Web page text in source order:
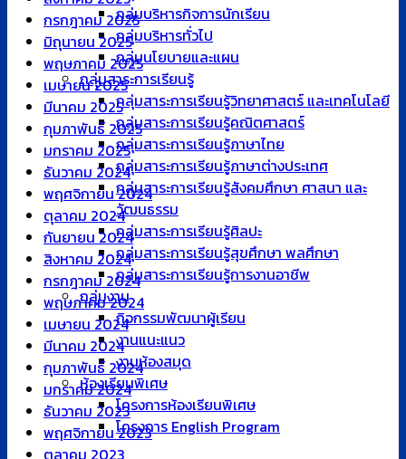
กลุ่มบริหารกิจการนักเรียน
กลุ่มบริหารทั่วไป
กลุ่มนโยบายและแผน
กลุ่มสาระการเรียนรู้
กลุ่มสาระการเรียนรู้วิทยาศาสตร์ และเทคโนโลยี
กลุ่มสาระการเรียนรู้คณิตศาสตร์
กลุ่มสาระการเรียนรู้ภาษาไทย
กลุ่มสาระการเรียนรู้ภาษาต่างประเทศ
กลุ่มสาระการเรียนรู้สังคมศึกษา ศาสนา และ
วัฒนธรรม
กลุ่มสาระการเรียนรู้ศิลปะ
กลุ่มสาระการเรียนรู้สุขศึกษา พลศึกษา
กลุ่มสาระการเรียนรู้การงานอาชีพ
กลุ่มงาน
กิจกรรมพัฒนาผู้เรียน
งานแนะแนว
งานห้องสมุด
ห้องเรียนพิเศษ
โครงการห้องเรียนพิเศษ
โครงการ English Program
กรกฎาคม 2025
มิถุนายน 2025
พฤษภาคม 2025
เมษายน 2025
มีนาคม 2025
กุมภาพันธ์ 2025
มกราคม 2025
ธันวาคม 2024
พฤศจิกายน 2024
ตุลาคม 2024
กันยายน 2024
สิงหาคม 2024
กรกฎาคม 2024
พฤษภาคม 2024
เมษายน 2024
มีนาคม 2024
กุมภาพันธ์ 2024
มกราคม 2024
ธันวาคม 2023
พฤศจิกายน 2023
ตุลาคม 2023